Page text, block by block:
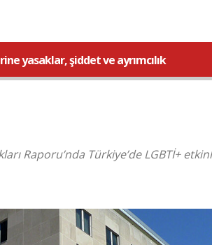
yasaklar, şiddet ve ayrımcılık
Raporu’nda Türkiye’de LGBTİ+